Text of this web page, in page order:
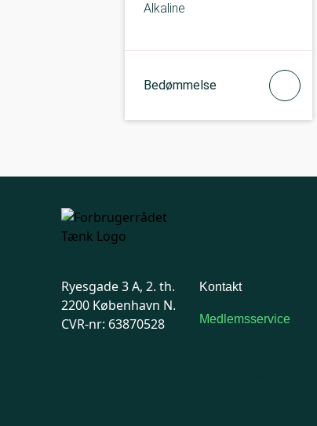
Alkaline
Bedømmelse
Ryesgade 3 A, 2. th.
2200 København N.
CVR-nr: 63870528
Kontakt
Medlemsservice